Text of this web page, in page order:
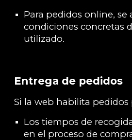
Para pedidos online, se
condiciones concretas
utilizado.
Entrega de pedidos
Si la web habilita pedidos
Los tiempos de
en el proceso de